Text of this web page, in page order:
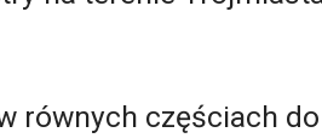
równych częściach